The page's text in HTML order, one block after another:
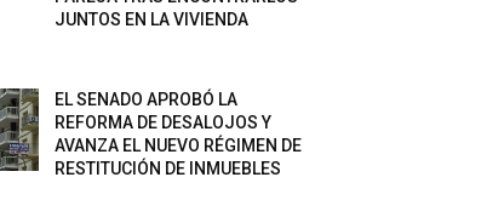
JUNTOS EN LA VIVIENDA
EL SENADO APROBÓ LA
REFORMA DE DESALOJOS Y
AVANZA EL NUEVO RÉGIMEN DE
RESTITUCIÓN DE INMUEBLES